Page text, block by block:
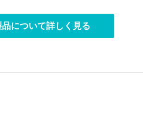
品について詳しく見る